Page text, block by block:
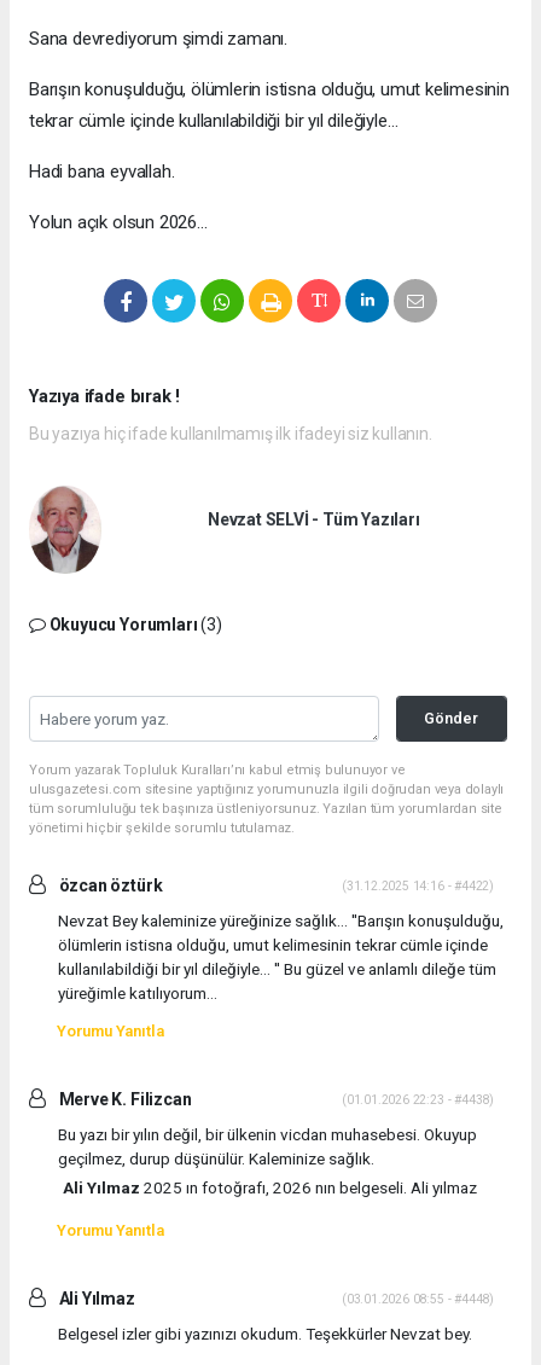
Sana devrediyorum şimdi zamanı.
Barışın konuşulduğu, ölümlerin istisna olduğu, umut kelimesinin
tekrar cümle içinde kullanılabildiği bir yıl dileğiyle…
Hadi bana eyvallah.
Yolun açık olsun 2026...
Yazıya ifade bırak !
Bu yazıya hiç ifade kullanılmamış ilk ifadeyi siz kullanın.
Nevzat SELVİ - Tüm Yazıları
Okuyucu Yorumları(3)
Gönder
Yorum yazarak Topluluk Kuralları’nı kabul etmiş bulunuyor ve
ulusgazetesi.com sitesine yaptığınız yorumunuzla ilgili doğrudan veya dolaylı
tüm sorumluluğu tek başınıza üstleniyorsunuz. Yazılan tüm yorumlardan site
yönetimi hiçbir şekilde sorumlu tutulamaz.
özcan öztürk (31.12.2025 14:16 - #4422)
Nevzat Bey kaleminize yüreğinize sağlık... ''Barışın konuşulduğu,
ölümlerin istisna olduğu, umut kelimesinin tekrar cümle içinde
kullanılabildiği bir yıl dileğiyle… '' Bu güzel ve anlamlı dileğe tüm
yüreğimle katılıyorum...
Yorumu Yanıtla
Merve K. Filizcan (01.01.2026 22:23 - #4438)
Bu yazı bir yılın değil, bir ülkenin vicdan muhasebesi. Okuyup
geçilmez, durup düşünülür. Kaleminize sağlık.
Ali Yılmaz 2025 ın fotoğrafı, 2026 nın belgeseli. Ali yılmaz
Yorumu Yanıtla
Ali Yılmaz (03.01.2026 08:55 - #4448)
Belgesel izler gibi yazınızı okudum. Teşekkürler Nevzat bey.